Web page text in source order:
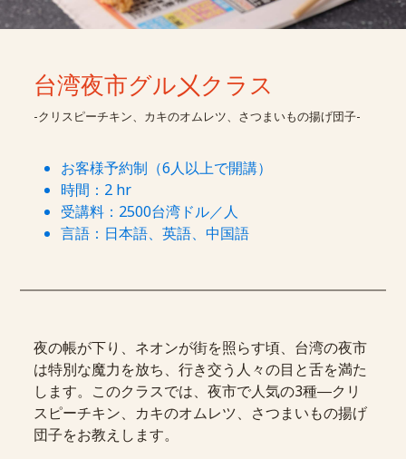
台湾夜市グル㐅クラス
-クリスピーチキン、カキのオムレツ、さつまいもの揚げ団子-
お客様予約制（6人以上で開講）
時間：2 hr
受講料：2500台湾ドル／人
言語：日本語、英語、中国語
夜の帳が下り、ネオンが街を照らす頃、台湾の夜市
は特別な魔力を放ち、行き交う人々の目と舌を満た
します。このクラスでは、夜市で人気の3種―クリ
スピーチキン、カキのオムレツ、さつまいもの揚げ
団子をお教えします。